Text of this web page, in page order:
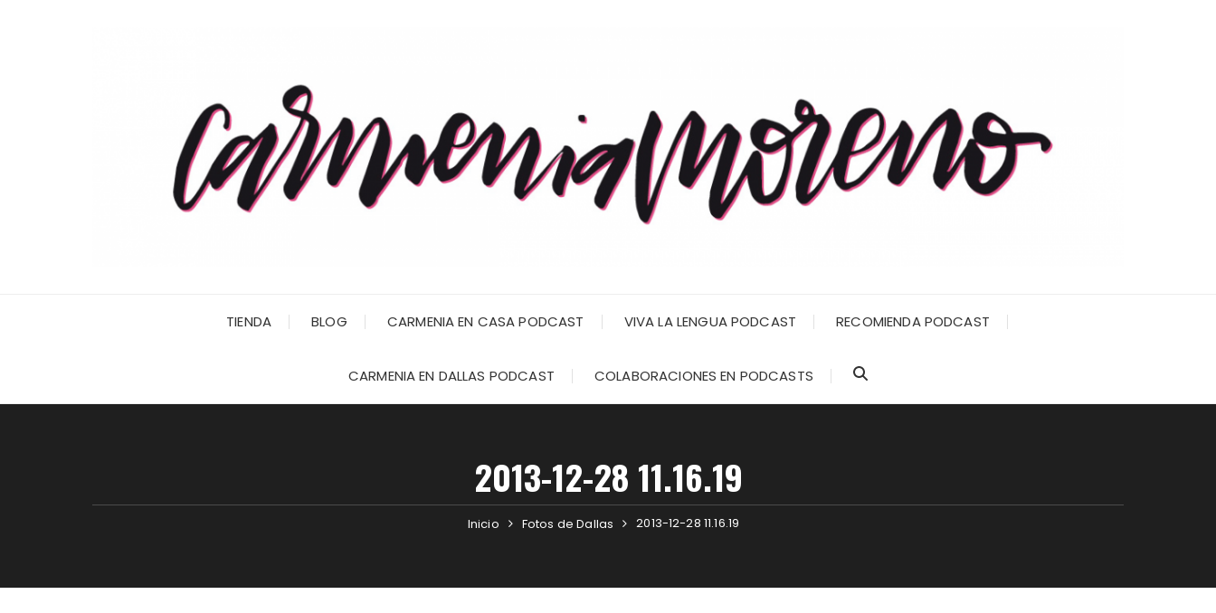
TIENDA BLOG CARMENIA EN CASA PODCAST VIVA LA LENGUA PODCAST RECOMIENDA PODCAST
CARMENIA EN DALLAS PODCAST COLABORACIONES EN PODCASTS
2013-12-28 11.16.19
Inicio Fotos de Dallas 2013-12-28 11.16.19